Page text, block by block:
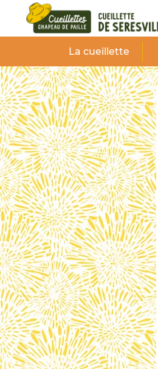
La cueillette
Panneau de gestion des cookies